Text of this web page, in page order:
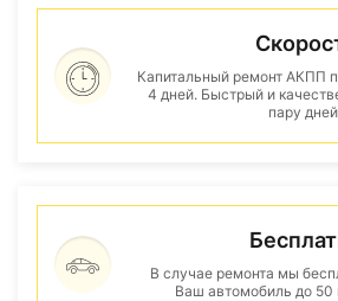
Капитальный ремонт АКПП
4 дней. Быстрый и
пару
В случае ремонта мы
Ваш автомобиль до